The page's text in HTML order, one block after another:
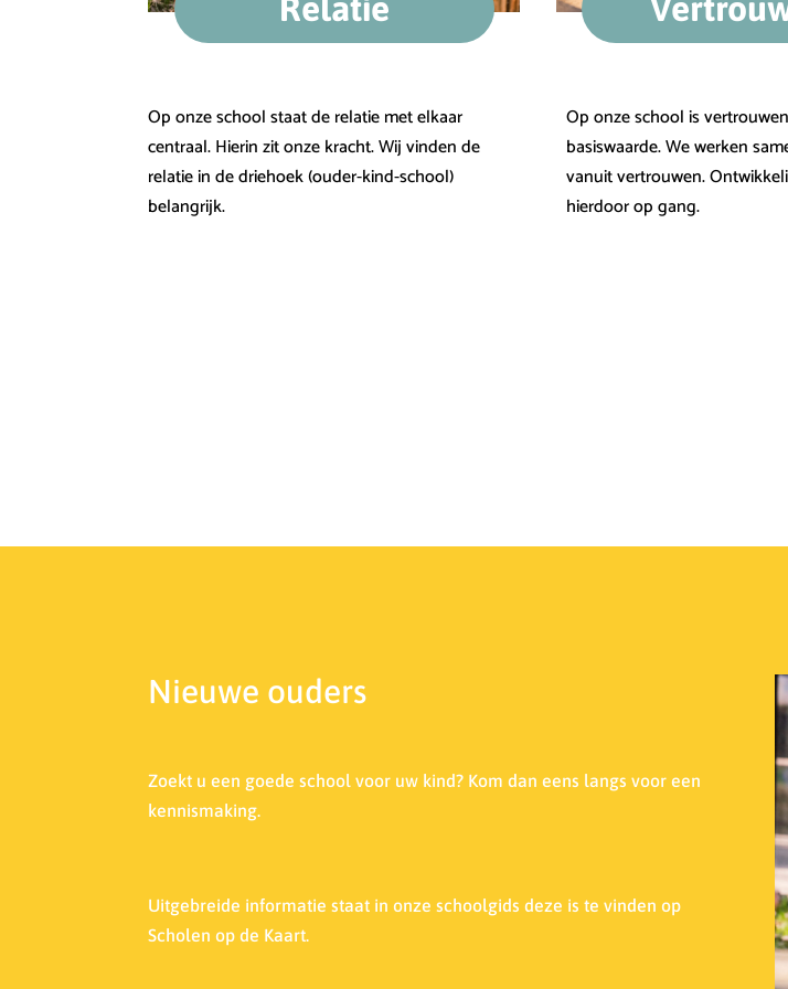
Relatie
Op onze school staat de relatie met elkaar
centraal. Hierin zit onze kracht. Wij vinden de
relatie in de driehoek (ouder-kind-school)
belangrijk.
Op onze school is
basiswaarde. We werken
vanuit vertrouwen.
hierdoor op gang.
Nieuwe ouders
Zoekt u een goede school voor uw kind? Kom dan eens langs voor een
kennismaking.
Uitgebreide informatie staat in onze schoolgids deze is te vinden op
Scholen op de Kaart.